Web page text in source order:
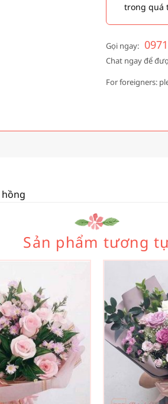
trong quá
Gọi ngay:
Chat ngay để
For foreigners:
Sản phẩm tương